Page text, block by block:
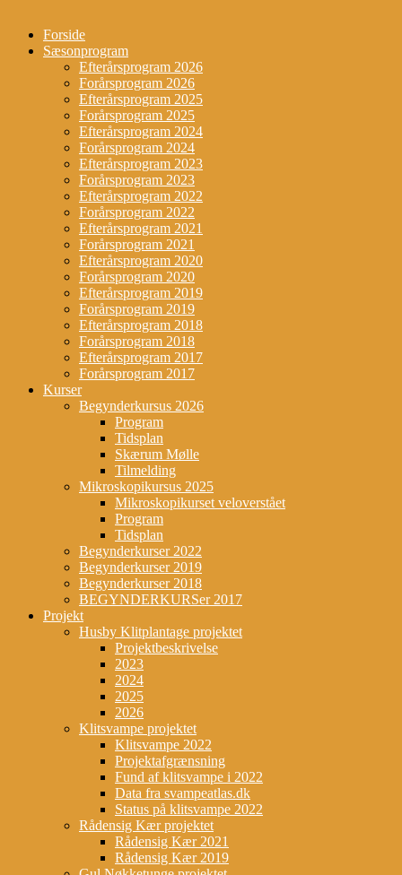
Forside
Sæsonprogram
Efterårsprogram 2026
Forårsprogram 2026
Efterårsprogram 2025
Forårsprogram 2025
Efterårsprogram 2024
Forårsprogram 2024
Efterårsprogram 2023
Forårsprogram 2023
Efterårsprogram 2022
Forårsprogram 2022
Efterårsprogram 2021
Forårsprogram 2021
Efterårsprogram 2020
Forårsprogram 2020
Efterårsprogram 2019
Forårsprogram 2019
Efterårsprogram 2018
Forårsprogram 2018
Efterårsprogram 2017
Forårsprogram 2017
Kurser
Begynderkursus 2026
Program
Tidsplan
Skærum Mølle
Tilmelding
Mikroskopikursus 2025
Mikroskopikurset veloverstået
Program
Tidsplan
Begynderkurser 2022
Begynderkurser 2019
Begynderkurser 2018
BEGYNDERKURSer 2017
Projekt
Husby Klitplantage projektet
Projektbeskrivelse
2023
2024
2025
2026
Klitsvampe projektet
Klitsvampe 2022
Projektafgrænsning
Fund af klitsvampe i 2022
Data fra svampeatlas.dk
Status på klitsvampe 2022
Rådensig Kær projektet
Rådensig Kær 2021
Rådensig Kær 2019